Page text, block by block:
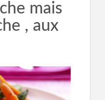
INFOS DU MOMENT
mais
, aux